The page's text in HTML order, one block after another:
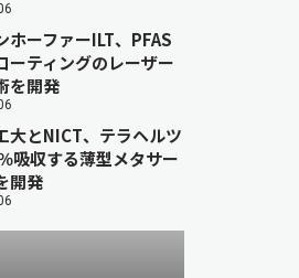
ホーファーILT、PFAS
ーティングのレーザー
を開発
大とNICT、テラヘルツ
吸収する薄型メタサー
開発